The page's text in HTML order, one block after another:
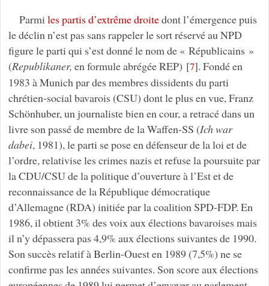
Parmi les partis d’extrême droitedont l’émergence puis
le déclin n’est pas sans rappeler le sort réservé au NPD
figure le parti qui s’est donné le nom de « Républicains »
(Republikaner, en formule abrégée REP) [7]. Fondé en
1983 à Munich par des membres dissidents du parti
chrétien-social bavarois (CSU) dont le plus en vue, Franz
Schönhuber, un journaliste bien en cour, a retracé dans un
livre son passé de membre de la Waffen-SS (Ich war
dabei, 1981), le parti se pose en défenseur de la loi et de
l’ordre, relativise les crimes nazis et refuse la poursuite par
la CDU/CSU de la politique d’ouverture à l’Est et de
reconnaissance de la République démocratique
d’Allemagne (RDA) initiée par la coalition SPD-FDP. En
1986, il obtient 3% des voix aux élections bavaroises mais
il n’y dépassera pas 4,9% aux élections suivantes de 1990.
Son succès relatif à Berlin-Ouest en 1989 (7,5%) ne se
confirme pas les années suivantes. Son score aux élections